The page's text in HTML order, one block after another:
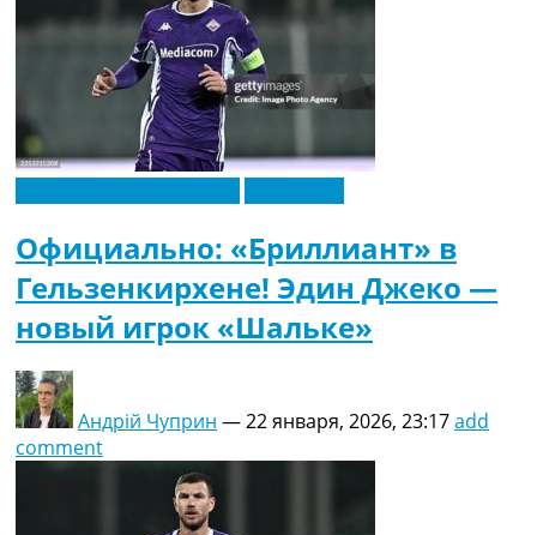
Официально: «Бриллиант» в
Гельзенкирхене! Эдин Джеко —
новый игрок «Шальке»
Андрій Чуприн —22 января, 2026, 23:17add
comment